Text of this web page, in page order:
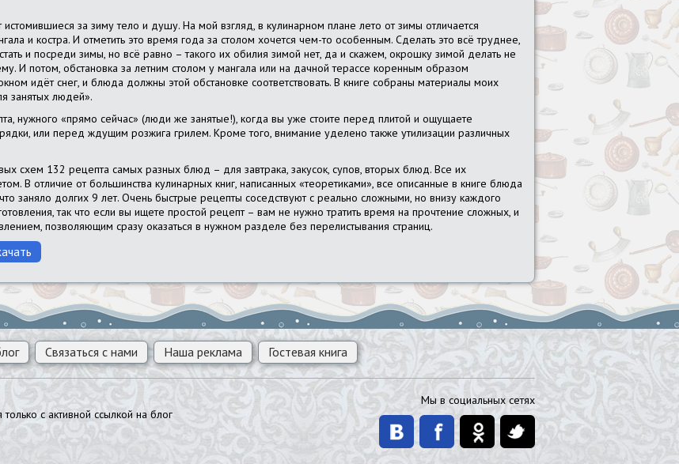
истомившиеся за зиму тело и душу. На мой взгляд, в кулинарном плане лето от зимы отличается
и костра. И отметить это время года за столом хочется чем-то особенным. Сделать это всё труднее,
и посреди зимы, но всё равно – такого их обилия зимой нет, да и скажем, окрошку зимой делать не
И потом, обстановка за летним столом у мангала или на дачной терассе коренным образом
идёт снег, и блюда должны этой обстановке соответствовать. В книге собраны материалы моих
занятых людей».
нужного «прямо сейчас» (люди же занятые!), когда вы уже стоите перед плитой и ощущаете
или перед ждущим розжига грилем. Кроме того, внимание уделено также утилизации различных
схем 132 рецепта самых разных блюд – для завтрака, закусок, супов, вторых блюд. Все их
В отличие от большинства кулинарных книг, написанных «теоретиками», все описанные в книге блюда
заняло долгих 9 лет. Очень быстрые рецепты соседствуют с реально сложными, но внизу каждого
так что если вы ищете простой рецепт – вам не нужно тратить время на прочтение сложных, и
позволяющим сразу оказаться в нужном разделе без перелистывания страниц.
Связаться с нами Наша реклама Гостевая книга
с активной ссылкой на блог
Мы в социальных сетях